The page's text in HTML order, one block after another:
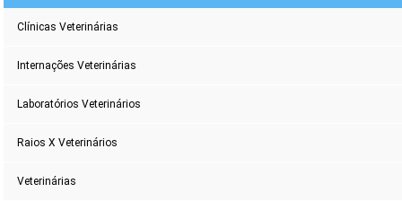
Clínicas Veterinárias
Internações Veterinárias
Laboratórios Veterinários
Raios X Veterinários
Veterinárias